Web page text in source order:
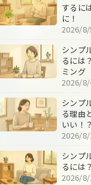
するに
に！
2026/8/
シンプ
るには
ミング
2026/
シンプ
る理由
いい！？
2026/8/
シンプ
るには
2026/8/